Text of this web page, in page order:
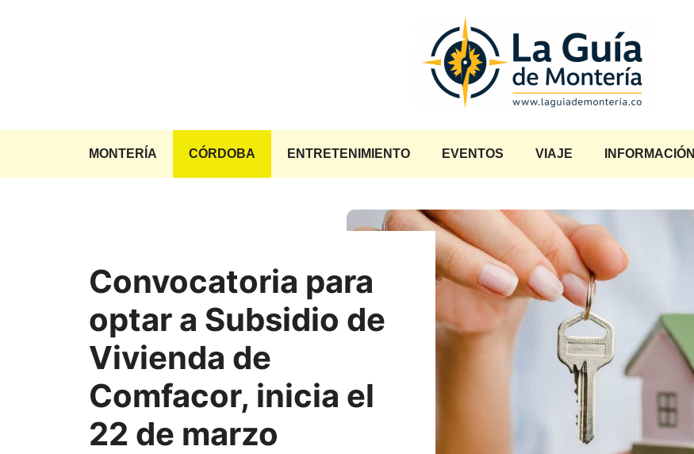
MONTERÍA CÓRDOBA ENTRETENIMIENTO EVENTOS VIAJE INFORMACIÓN
Convocatoria para
optar a Subsidio de
Vivienda de
Comfacor, inicia el
22 de marzo